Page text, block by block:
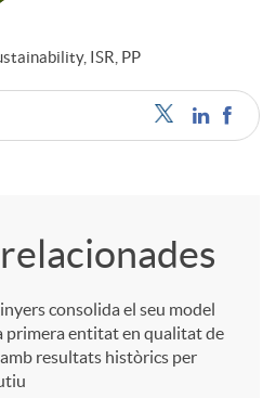
ISR, PP
consolida el seu model
primera entitat en qualitat de
resultats històrics per